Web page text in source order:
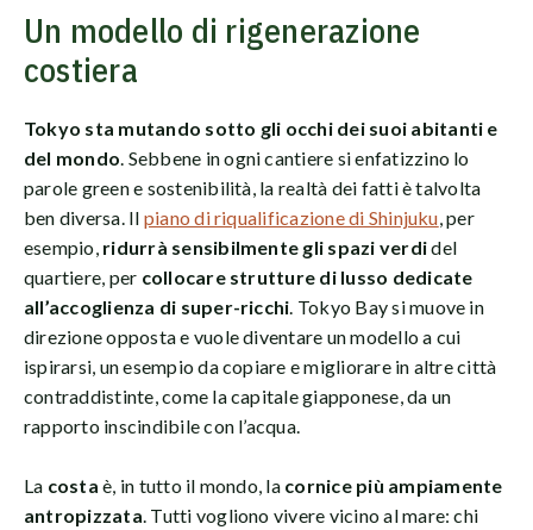
Un modello di rigenerazione
costiera
Tokyo sta mutando sotto gli occhi dei suoi abitanti e
del mondo . Sebbene in ogni cantiere si enfatizzino lo
parole green e sostenibilità, la realtà dei fatti è talvolta
ben diversa. Il piano di riqualificazione di Shinjuku , per
esempio, ridurrà sensibilmente gli spazi verdidel
quartiere, per collocare strutture di lusso dedicate
all’accoglienza di super-ricchi . Tokyo Bay si muove in
direzione opposta e vuole diventare un modello a cui
ispirarsi, un esempio da copiare e migliorare in altre città
contraddistinte, come la capitale giapponese, da un
rapporto inscindibile con l’acqua.
La costa è, in tutto il mondo, la cornice più ampiamente
antropizzata . Tutti vogliono vivere vicino al mare: chi